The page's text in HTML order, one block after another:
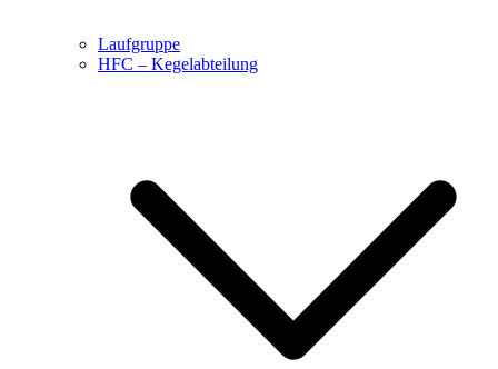
Laufgruppe
HFC – Kegelabteilung